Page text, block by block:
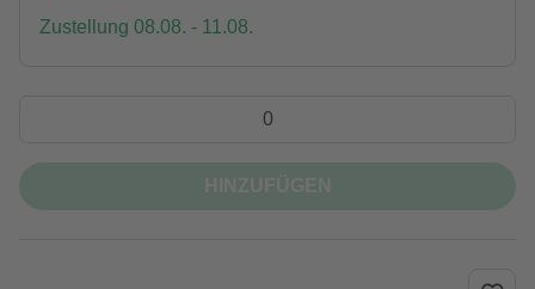
Zustellung 08.08. - 11.08.